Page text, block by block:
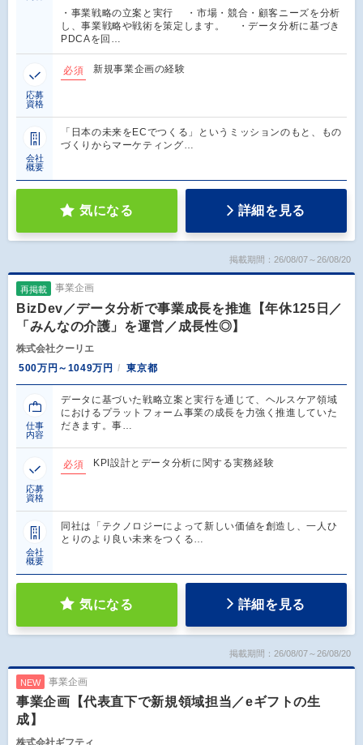
・事業戦略の立案と実行 ・市場・競合・顧客ニーズを分析
し、事業戦略や戦術を策定します。 ・データ分析に基づき
PDCAを回…
応募
資格
必須 新規事業企画の経験
会社
概要
「日本の未来をECでつくる」というミッションのもと、もの
づくりからマーケティング…
気になる 詳細を見る
掲載期間：26/08/07～26/08/20
再掲載 事業企画
BizDev／データ分析で事業成長を推進【年休125日／
「みんなの介護」を運営／成長性◎】
株式会社クーリエ
500万円～1049万円
東京都
仕事
内容
データに基づいた戦略立案と実行を通じて、ヘルスケア領域
におけるプラットフォーム事業の成長を力強く推進していた
だきます。事…
応募
資格
必須 KPI設計とデータ分析に関する実務経験
会社
概要
同社は「テクノロジーによって新しい価値を創造し、一人ひ
とりのより良い未来をつくる…
気になる 詳細を見る
掲載期間：26/08/07～26/08/20
NEW 事業企画
事業企画【代表直下で新規領域担当／eギフトの生
成】
株式会社ギフティ